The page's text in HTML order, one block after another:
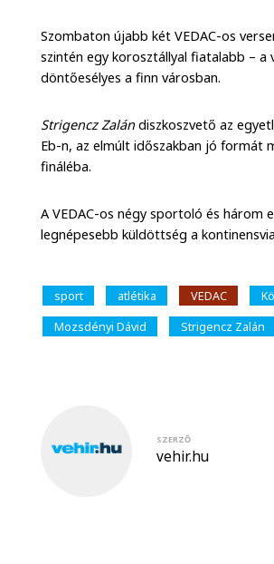
Szombaton újabb két VEDAC-os
szintén egy korosztállyal fiatalabb – a
döntőesélyes a finn városban.
Strigencz Zalándiszkoszvető az
Eb-n, az elmúlt időszakban jó formát
fináléba.
A VEDAC-os négy sportoló és három
legnépesebb küldöttség a
sport atlétika VEDAC
Mozsdényi Dávid
Strigencz Zalán
SZERZŐ
vehir.hu